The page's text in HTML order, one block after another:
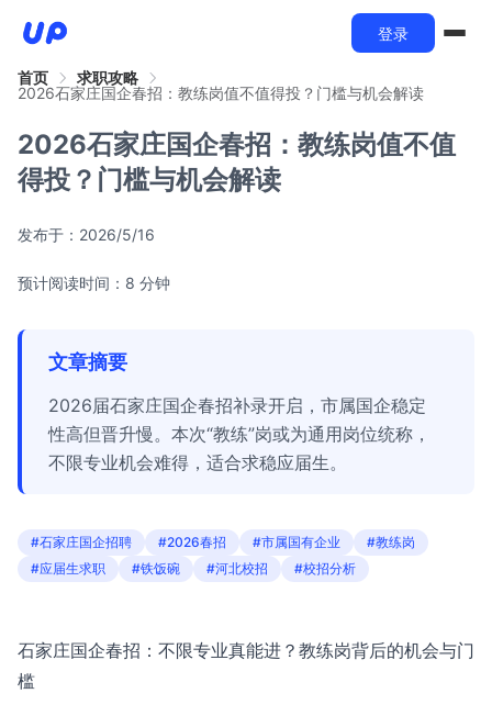
登录
首页
求职攻略
2026石家庄国企春招：教练岗值不值得投？门槛与机会解读
2026石家庄国企春招：教练岗值不值
得投？门槛与机会解读
发布于： 2026/5/16
预计阅读时间：8 分钟
文章摘要
2026届石家庄国企春招补录开启，市属国企稳定
性高但晋升慢。本次“教练”岗或为通用岗位统称，
不限专业机会难得，适合求稳应届生。
#石家庄国企招聘 #2026春招 #市属国有企业
#教练岗
#应届生求职
#铁饭碗 #河北校招 #校招分析
石家庄国企春招：不限专业真能进？教练岗背后的机会与门
槛